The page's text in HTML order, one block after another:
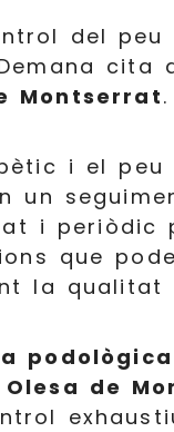
del
cita
Montserrat.
i el peu
un
i periòdic
que
la qualitat
de